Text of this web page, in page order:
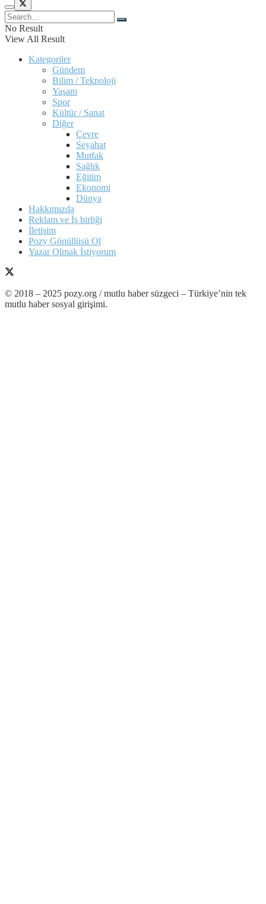
No Result
View All Result
Kategoriler
Gündem
Bilim / Teknoloji
Yaşam
Spor
Kültür / Sanat
Diğer
Çevre
Seyahat
Mutfak
Sağlık
Eğitim
Ekonomi
Dünya
Hakkımızda
Reklam ve İş birliği
İletişim
Pozy Gönüllüsü Ol
Yazar Olmak İstiyorum
© 2018 – 2025 pozy.org / mutlu haber süzgeci – Türkiye’nin tek
mutlu haber sosyal girişimi.